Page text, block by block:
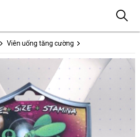
Viên uống tăng cường